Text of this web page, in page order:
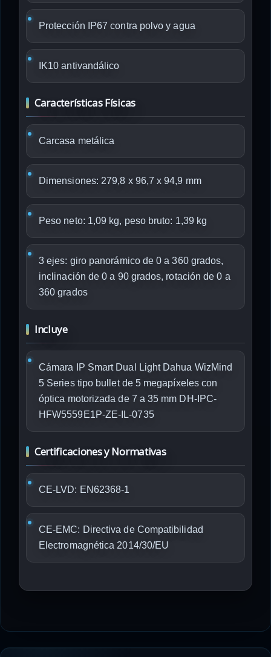
Protección IP67 contra polvo y agua
IK10 antivandálico
Características Físicas
Carcasa metálica
Dimensiones: 279,8 x 96,7 x 94,9 mm
Peso neto: 1,09 kg, peso bruto: 1,39 kg
3 ejes: giro panorámico de 0 a 360 grados,
inclinación de 0 a 90 grados, rotación de 0 a
360 grados
Incluye
Cámara IP Smart Dual Light Dahua WizMind
5 Series tipo bullet de 5 megapíxeles con
óptica motorizada de 7 a 35 mm DH-IPC-
HFW5559E1P-ZE-IL-0735
Certificaciones y Normativas
CE-LVD: EN62368-1
CE-EMC: Directiva de Compatibilidad
Electromagnética 2014/30/EU